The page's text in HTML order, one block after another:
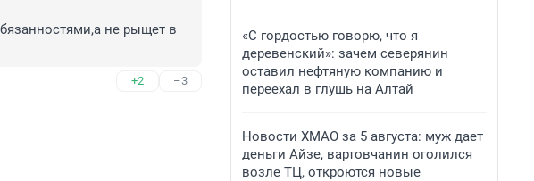
не рыщет в
+2 –3
«С гордостью говорю, что я
деревенский»: зачем северянин
оставил нефтяную компанию и
переехал в глушь на Алтай
Новости ХМАО за 5 августа: муж дает
деньги Айзе, вартовчанин оголился
возле ТЦ, откроются новые